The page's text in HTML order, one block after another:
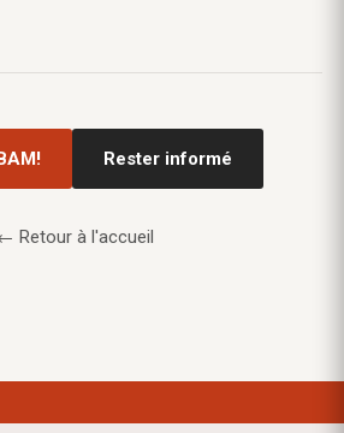
Rester informé
Retour à l'accueil